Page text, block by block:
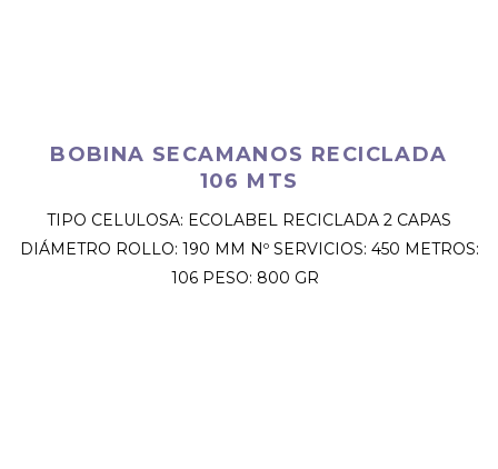
BOBINA SECAMANOS RECICLADA
106 MTS
TIPO CELULOSA: ECOLABEL RECICLADA 2 CAPAS
DIÁMETRO ROLLO: 190 MM Nº SERVICIOS: 450 METROS:
106 PESO: 800 GR